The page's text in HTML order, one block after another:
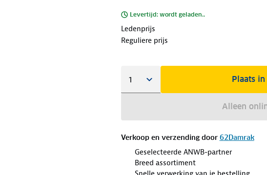
Levertijd: wordt geladen..
Ledenprijs
Reguliere prijs
Plaats
Alleen
Verkoop en verzending door 62Damrak
Geselecteerde ANWB-partner
Breed assortiment